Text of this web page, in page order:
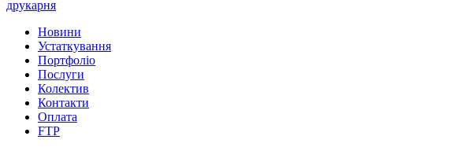
друкарня
Новини
Устаткування
Портфоліо
Послуги
Колектив
Контакти
Оплата
FTP